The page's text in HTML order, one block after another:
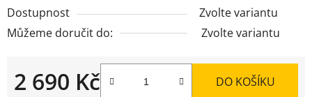
Dostupnost
Zvolte variantu
Můžeme doručit do:
Zvolte variantu
2 690 Kč DO KOŠÍKU